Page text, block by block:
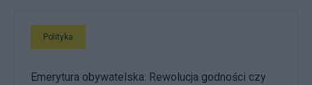
Polityka
Emerytura obywatelska: Rewolucja godności czy